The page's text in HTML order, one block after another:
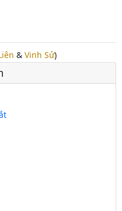
& Vinh Sử)